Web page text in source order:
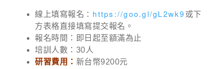
線上填寫報名 ： https://goo.gl/gL2wk9 或下
方表格直接填寫提交報名。
報名時間：即日起至額滿為止
培訓人數：30人
研習費用： 新台幣9200元